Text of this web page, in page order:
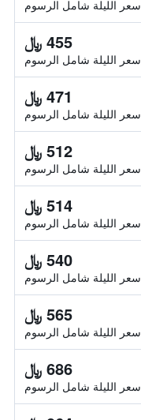
سعر الليلة شامل الرسوم
455 ﷼
سعر الليلة شامل الرسوم
471 ﷼
سعر الليلة شامل الرسوم
512 ﷼
سعر الليلة شامل الرسوم
514 ﷼
سعر الليلة شامل الرسوم
540 ﷼
سعر الليلة شامل الرسوم
565 ﷼
سعر الليلة شامل الرسوم
686 ﷼
سعر الليلة شامل الرسوم